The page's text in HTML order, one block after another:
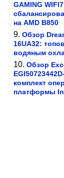
GAMING
на AMD B850
Обзор
16UA32:
водяным
Обзор
комплект
платформы